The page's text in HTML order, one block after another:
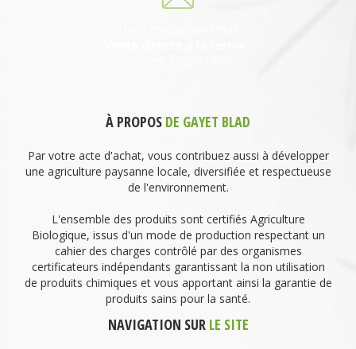
À PROPOS DE GAYET BLAD
Par votre acte d'achat, vous contribuez aussi à développer
une agriculture paysanne locale, diversifiée et respectueuse
de l'environnement.
L'ensemble des produits sont certifiés Agriculture
Biologique, issus d'un mode de production respectant un
cahier des charges contrôlé par des organismes
certificateurs indépendants garantissant la non utilisation
de produits chimiques et vous apportant ainsi la garantie de
produits sains pour la santé.
NAVIGATION SUR LE SITE